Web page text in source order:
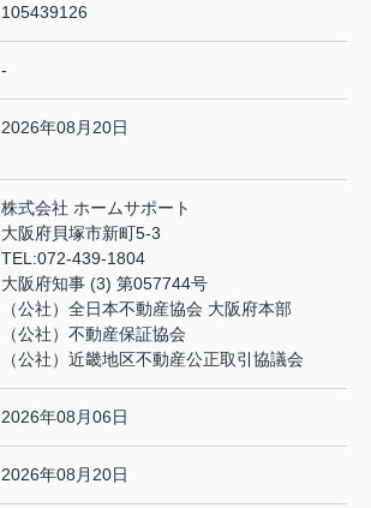
105439126
-
2026年08月20日
株式会社 ホームサポート
大阪府貝塚市新町5-3
TEL:072-439-1804
大阪府知事 (3) 第057744号
（公社）全日本不動産協会 大阪府本部
（公社）不動産保証協会
（公社）近畿地区不動産公正取引協議会
2026年08月06日
2026年08月20日